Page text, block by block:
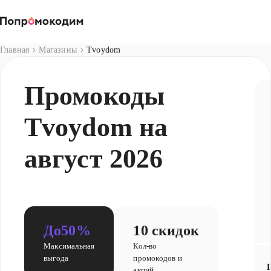
Главная Магазины Tvoydom
Промокоды
Tvoydom на
август 2026
До50%
Максимальная
выгода
10 скидок
Кол-во
промокодов и